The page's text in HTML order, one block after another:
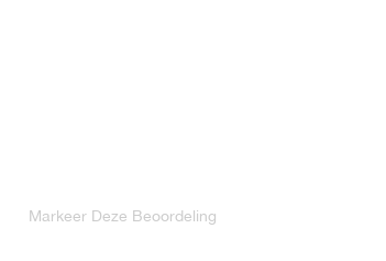
Markeer Deze Beoordeling